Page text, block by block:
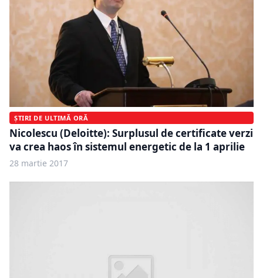
ȘTIRI DE ULTIMĂ ORĂ
Nicolescu (Deloitte): Surplusul de certificate verzi
va crea haos în sistemul energetic de la 1 aprilie
28 martie 2017